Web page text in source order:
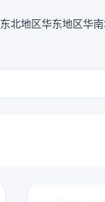
东北地区华东地区华